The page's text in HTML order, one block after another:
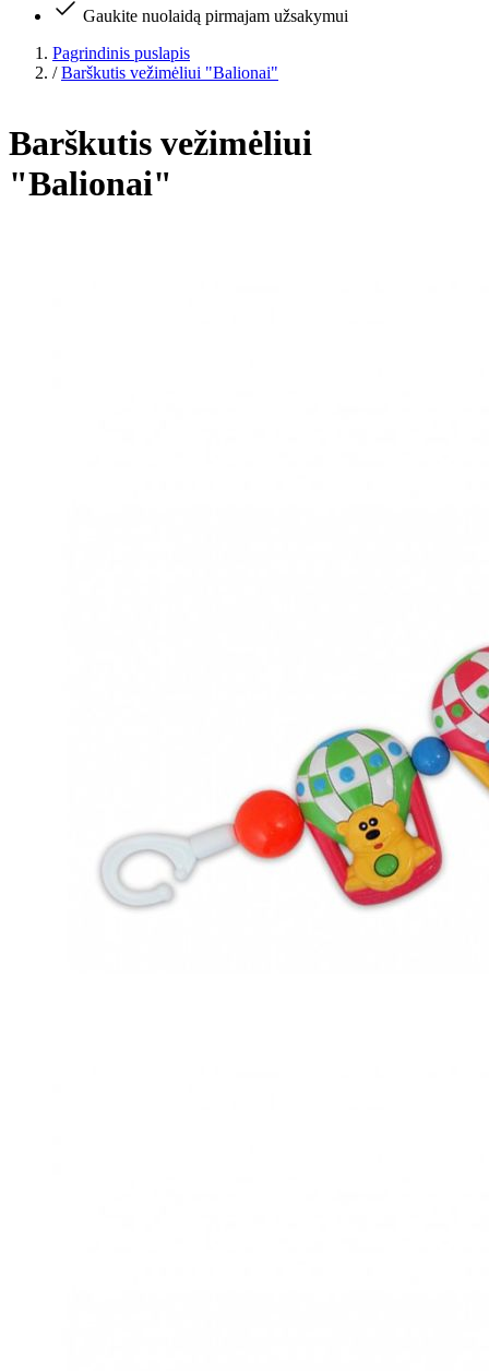
Gaukite nuolaidą pirmajam užsakymui
Pagrindinis puslapis
/ Barškutis vežimėliui "Balionai"
Barškutis vežimėliui
"Balionai"